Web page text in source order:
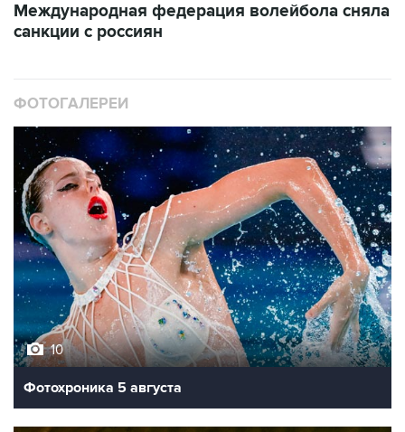
Международная федерация волейбола сняла
санкции с россиян
ФОТОГАЛЕРЕИ
10
Фотохроника 5 августа